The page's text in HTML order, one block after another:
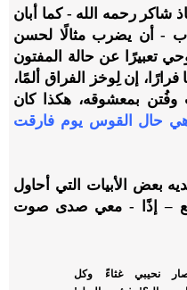
شاكر رحمه الله - كما أبان
- أن يضرب مثالًا لحسن
تعبيرًا عن حالة المفتون
إن لِوخز الفراق ألمًا،
وفُتن بمعشوقه، هكذا كان
حال القوس يوم فارقت
بعض الأبيات التي أحاول
– إذًا - معي صدى صوت
نحيبي غثاءً وكل